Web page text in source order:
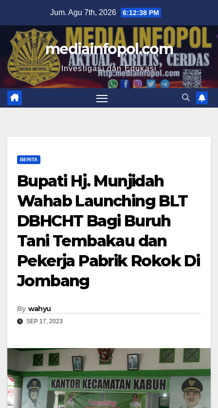
content
Jum. Agu 7th, 2026 6:12:39 PM
mediainfopol.com
Investigasi dan Edukasi
BERITA
Bupati Hj. Munjidah
Wahab Launching BLT
DBHCHT Bagi Buruh
Tani Tembakau dan
Pekerja Pabrik Rokok Di
Jombang
By wahyu
SEP 17, 2023